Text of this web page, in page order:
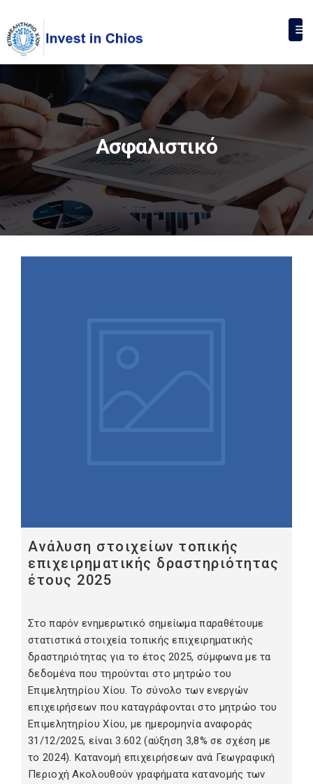
Ασφαλιστικό
Ανάλυση στοιχείων τοπικής
επιχειρηματικής δραστηριότητας
έτους 2025
Στο παρόν ενημερωτικό σημείωμα παραθέτουμε
στατιστικά στοιχεία τοπικής επιχειρηματικής
δραστηριότητας για το έτος 2025, σύμφωνα με τα
δεδομένα που τηρούνται στο μητρώο του
Επιμελητηρίου Χίου. Το σύνολο των ενεργών
επιχειρήσεων που καταγράφονται στο μητρώο του
Επιμελητηρίου Χίου, με ημερομηνία αναφοράς
31/12/2025, είναι 3.602 (αύξηση 3,8% σε σχέση με
το 2024). Κατανομή επιχειρήσεων ανά Γεωγραφική
Περιοχή Ακολουθούν γραφήματα κατανομής των